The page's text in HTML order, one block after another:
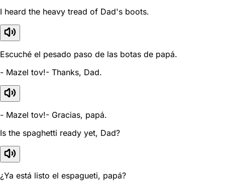
I heard the heavy tread of Dad's boots.
Escuché el pesado paso de las botas de papá.
- Mazel tov!- Thanks, Dad.
- Mazel tov!- Gracias, papá.
Is the spaghetti ready yet, Dad?
¿Ya está listo el espagueti, papá?